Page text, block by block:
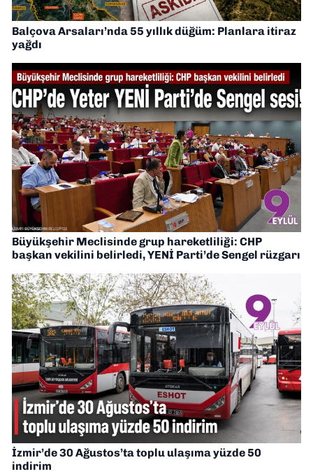
Balçova Arsaları’nda 55 yıllık düğüm: Planlara itiraz
yağdı
Büyükşehir Meclisinde grup hareketliliği: CHP
başkan vekilini belirledi, YENİ Parti’de Sengel rüzgarı
İzmir’de 30 Ağustos’ta toplu ulaşıma yüzde 50
indirim